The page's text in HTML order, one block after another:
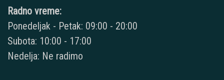
Radno vreme:
Ponedeljak - Petak: 09:00 - 20:00
Subota: 10:00 - 17:00
Nedelja: Ne radimo